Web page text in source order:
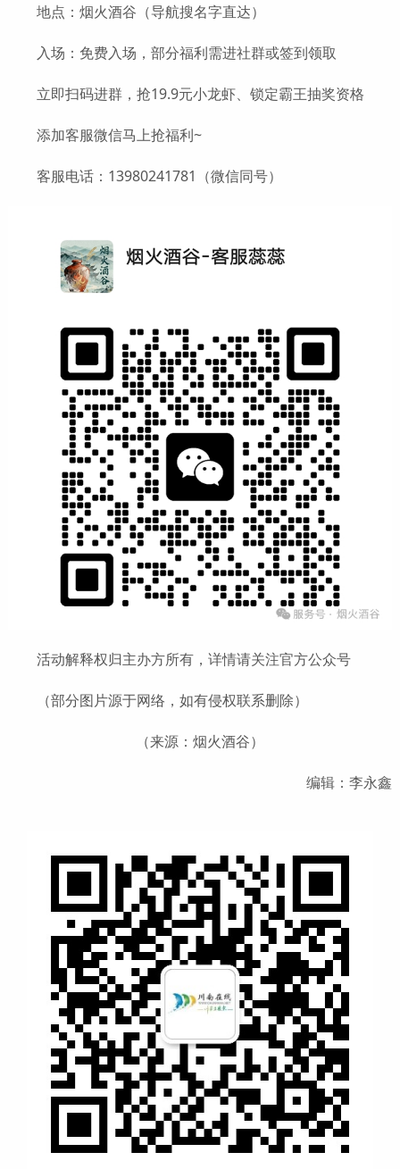
地点：烟火酒谷（导航搜名字直达）
入场：免费入场，部分福利需进社群或签到领取
立即扫码进群，抢19.9元小龙虾、锁定霸王抽奖资格
添加客服微信马上抢福利~
客服电话：13980241781（微信同号）
活动解释权归主办方所有，详情请关注官方公众号
（部分图片源于网络，如有侵权联系删除）
（来源：烟火酒谷）
编辑：李永鑫